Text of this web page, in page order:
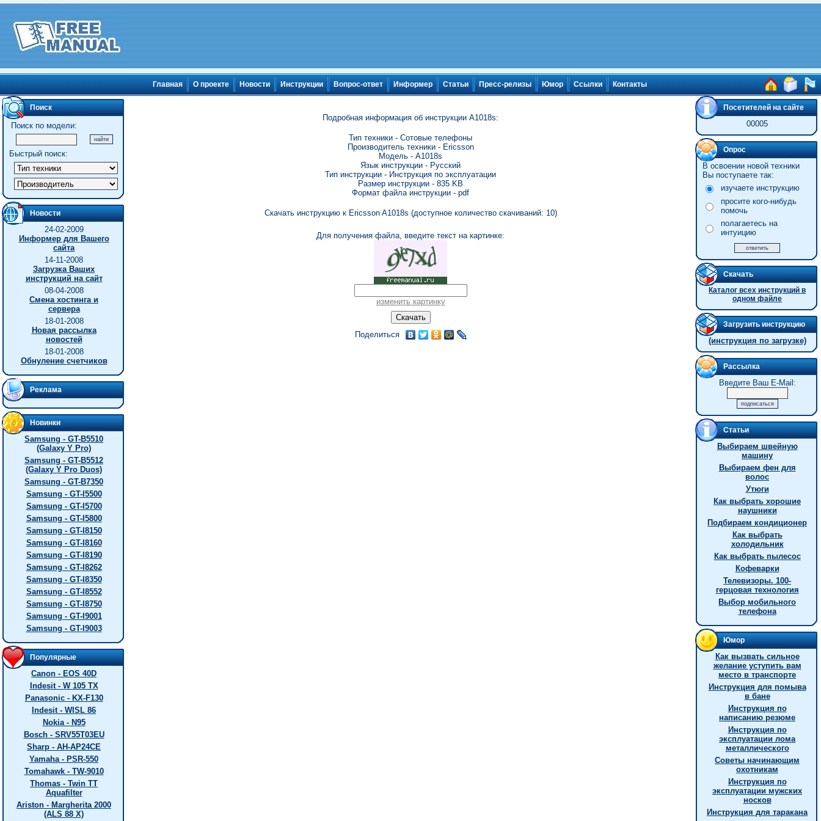
Главная О проекте Новости Инструкции Вопрос-ответ Информер Статьи Пресс-релизы Юмор Ссылки Контакты
Поиск
Поиск по модели:
Быстрый поиск:
Новости
24-02-2009
Информер для Вашего
сайта
14-11-2008
Загрузка Ваших
инструкций на сайт
08-04-2008
Смена хостинга и
сервера
18-01-2008
Новая рассылка
новостей
18-01-2008
Обнуление счетчиков
Реклама
Новинки
Samsung - GT-B5510
(Galaxy Y Pro)
Samsung - GT-B5512
(Galaxy Y Pro Duos)
Samsung - GT-B7350
Samsung - GT-I5500
Samsung - GT-I5700
Samsung - GT-I5800
Samsung - GT-I8150
Samsung - GT-I8160
Samsung - GT-I8190
Samsung - GT-I8262
Samsung - GT-I8350
Samsung - GT-I8552
Samsung - GT-I8750
Samsung - GT-I9001
Samsung - GT-I9003
Популярные
Canon - EOS 40D
Indesit - W 105 TX
Panasonic - KX-F130
Indesit - WISL 86
Nokia - N95
Bosch - SRV55T03EU
Sharp - AH-AP24CE
Yamaha - PSR-550
Tomahawk - TW-9010
Thomas - Twin TT
Aquafilter
Ariston - Margherita 2000
(ALS 88 X)
Подробная информация об инструкции A1018s:
Тип техники - Сотовые телефоны
Производитель техники - Ericsson
Модель - A1018s
Язык инструкции - Русский
Тип инструкции - Инструкция по эксплуатации
Размер инструкции - 835 KB
Формат файла инструкции - pdf
Скачать инструкцию к Ericsson A1018s (доступное количество скачиваний: 10)
Для получения файла, введите текст на картинке:
изменить картинку
Поделиться
Посетителей на сайте
00005
Опрос
В освоении новой техники
Вы поступаете так:
изучаете инструкцию
просите кого-нибудь
помочь
полагаетесь на
интуицию
Скачать
Каталог всех инструкций в
одном файле
Загрузить инструкцию
(инструкция по загрузке)
Рассылка
Введите Ваш E-Mail:
Статьи
Выбираем швейную
машину
Выбираем фен для
волос
Утюги
Как выбрать хорошие
наушники
Подбираем кондиционер
Как выбрать
холодильник
Как выбрать пылесос
Кофеварки
Телевизоры. 100-
герцовая технология
Выбор мобильного
телефона
Юмор
Как вызвать сильное
желание уступить вам
место в транспорте
Инструкция для помыва
в бане
Инструкция по
написанию резюме
Инструкция по
эксплуатации лома
металлического
Советы начинающим
охотникам
Инструкция по
эксплуатации мужских
носков
Инструкция для таракана